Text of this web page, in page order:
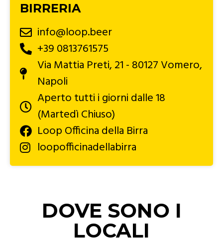
BIRRERIA
info@loop.beer
+39 0813761575
Via Mattia Preti, 21 - 80127 Vomero,
Napoli
Aperto tutti i giorni dalle 18
(Martedì Chiuso)
Loop Officina della Birra
loopofficinadellabirra
DOVE SONO I
LOCALI